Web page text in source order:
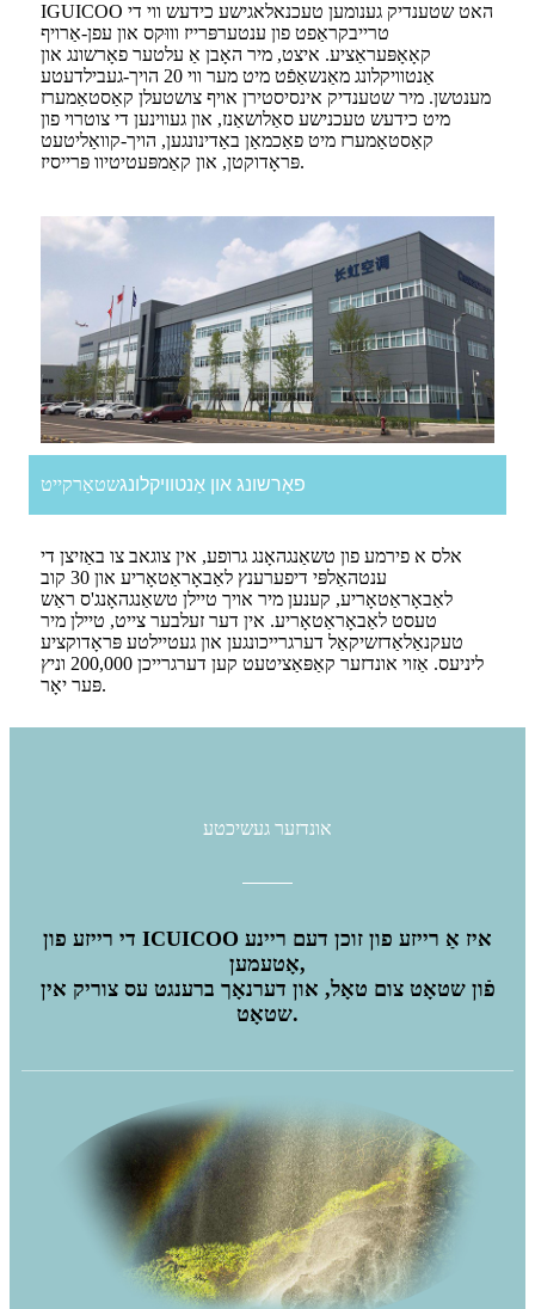
IGUICOO האט שטענדיק גענומען טעכנאלאגישע כידעש ווי די
טרייבקראַפט פון ענטערפּרייז וווּקס און עפן-אַרויף
קאָאָפּעראַציע. איצט, מיר האָבן אַ עלטער פאָרשונג און
אַנטוויקלונג מאַנשאַפֿט מיט מער ווי 20 הויך-געבילדעטע
מענטשן. מיר שטענדיק אינסיסטירן אויף צושטעלן קאַסטאַמערז
מיט כידעש טעכנישע סאַלושאַנז, און געווינען די צוטרוי פון
קאַסטאַמערז מיט פאַכמאַן באַדינונגען, הויך-קוואַליטעט
פּראָדוקטן, און קאַמפּעטיטיוו פּרייסיז.
פאָרשונג און אַנטוויקלונגשטאַרקייט
אלס א פירמע פון ​​טשאַנגהאָנג גרופע, אין צוגאב צו באַזיצן די
ענטהאַלפּי דיפערענץ לאַבאָראַטאָריע און 30 קוב
לאַבאָראַטאָריע, קענען מיר אויך טיילן טשאַנגהאָנג'ס ראַש
טעסט לאַבאָראַטאָריע. אין דער זעלבער צייט, טיילן מיר
טעקנאַלאַדזשיקאַל דערגרייכונגען און געטיילטע פּראָדוקציע
ליניעס. אַזוי אונדזער קאַפּאַציטעט קען דערגרייכן 200,000 וניץ
פּער יאָר.
אונדזער געשיכטע
די רייזע פון ​​ICUICOO איז אַ רייזע פון ​​זוכן דעם ריינע
אָטעמען,
פֿון שטאָט צום טאָל, און דערנאָך ברענגט עס צוריק אין
שטאָט.